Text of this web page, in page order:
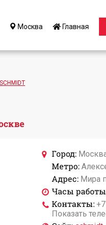
Москва Главная
SCHMIDT
Город:
Метро:
Адрес: Мира
Часы
Контакты:
Показать